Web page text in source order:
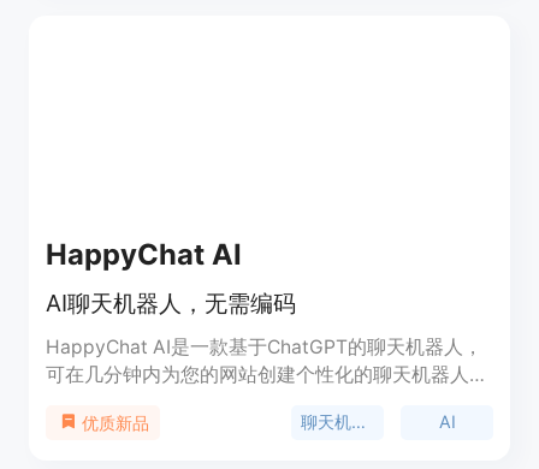
HappyChat AI
AI聊天机器人，无需编码
HappyChat AI是一款基于ChatGPT的聊天机器人，
可在几分钟内为您的网站创建个性化的聊天机器人，
24/7即时回答等功能。价格分为免费版和付费版，适
优质新品 聊天机器人 AI